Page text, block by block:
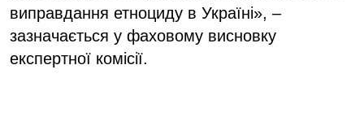
виправдання етноциду в Україні», –
зазначається у фаховому висновку
експертної комісії.